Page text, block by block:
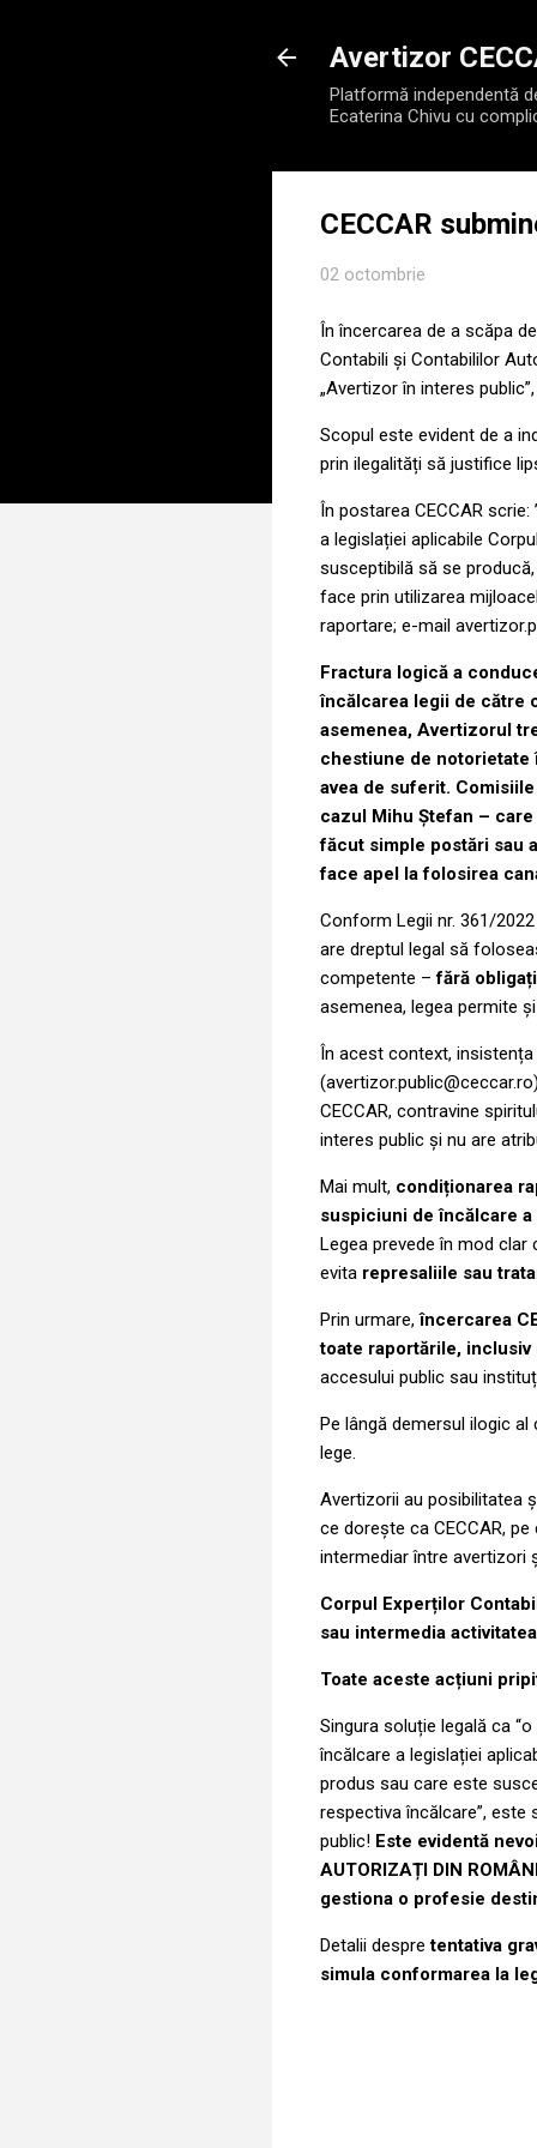
Avertizor
Platformă independentă
Ecaterina Chivu cu
CECCAR
02 octombrie
În încercarea de a scăpa
Contabili și Contabililor
„Avertizor în interes
Scopul este evident de a
prin ilegalități să justifice
În postarea CECCAR
a legislației aplicabile
susceptibilă să se
face prin utilizarea
raportare; e-mail
Fractura logică a
încălcarea legii de către
asemenea, Avertizorul
chestiune de notorietate
avea de suferit.
cazul Mihu Ștefan –
făcut simple postări sau
face apel la folosirea
Conform Legii nr. 361/
are dreptul legal să
competente –fără
asemenea, legea permite
În acest context,
CECCAR, contravine
interes public și nu are
Mai mult, condiționarea
suspiciuni de încălcare
Legea prevede în mod
evita represaliile sau
Prin urmare,încercarea
toate raportările,
accesului public sau
Pe lângă demersul ilogic
lege.
Avertizorii au posibilitatea
ce dorește ca CECCAR,
intermediar între avertizori
Corpul Experților
sau intermedia
Toate aceste acțiuni
Singura soluție legală ca
încălcare a legislației
produs sau care este
respectiva încălcare”, este
public! Este evidentă
AUTORIZAȚI DIN
gestiona o profesie
Detalii despretentativa
simula conformarea la